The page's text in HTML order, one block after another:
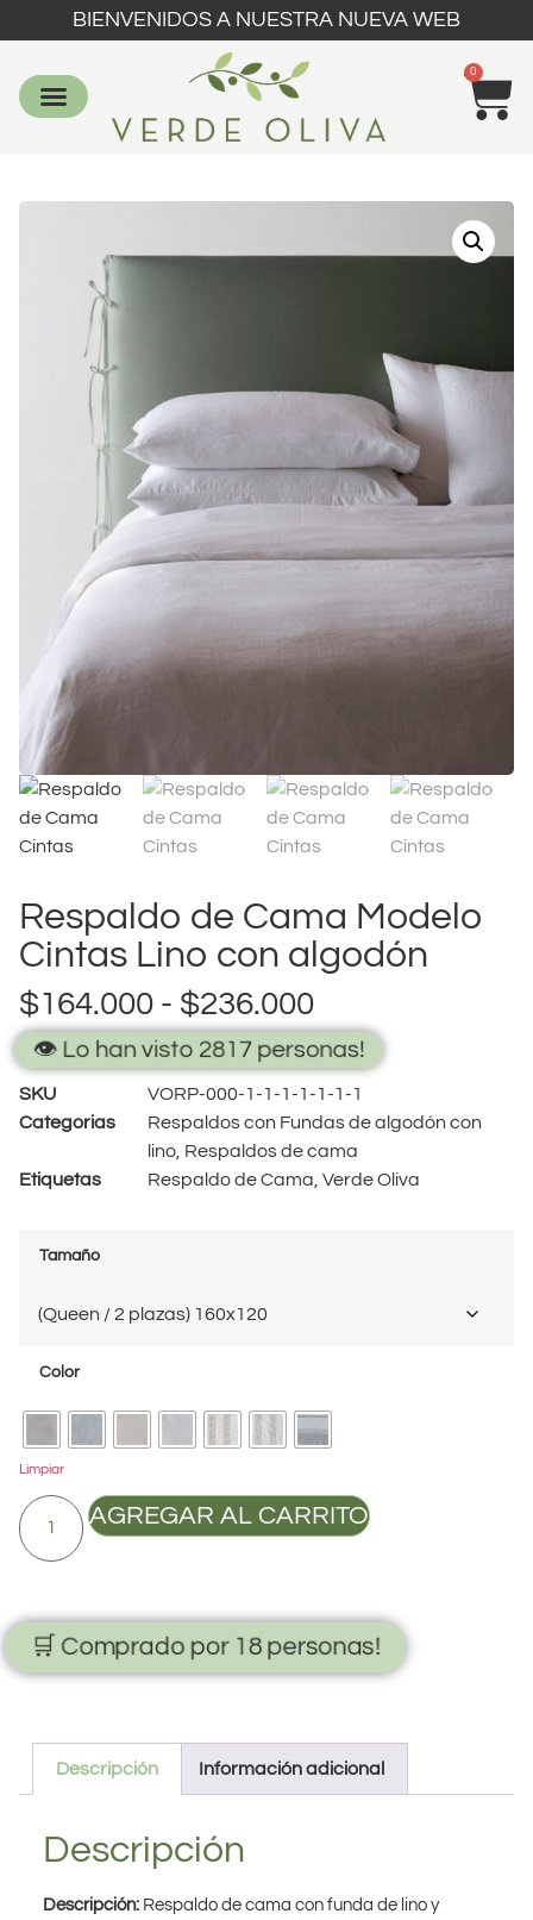
BIENVENIDOS A NUESTRA NUEVA WEB
0
Respaldo de Cama Modelo
Cintas Lino con algodón
$164.000 - $236.000
👁️ Lo han visto 2817 personas!
SKU
VORP-000-1-1-1-1-1-1-1
Categorias
Respaldos con Fundas de algodón con
lino Respaldos de cama
Etiquetas
Respaldo de Cama Verde Oliva
Tamaño
Color
Limpiar
AGREGAR AL CARRITO
🛒 Comprado por 18 personas!
Descripción Información adicional
Descripción
Descripción: Respaldo de cama con funda de lino y